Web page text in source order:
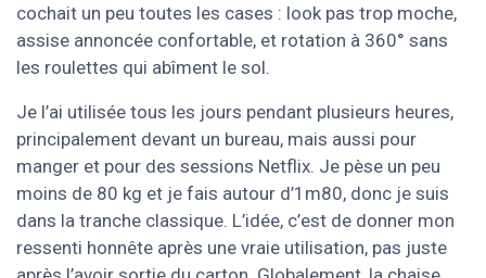
cochait un peu toutes les cases : look pas trop moche,
assise annoncée confortable, et rotation à 360° sans
les roulettes qui abîment le sol.
Je l’ai utilisée tous les jours pendant plusieurs heures,
principalement devant un bureau, mais aussi pour
manger et pour des sessions Netflix. Je pèse un peu
moins de 80 kg et je fais autour d’1m80, donc je suis
dans la tranche classique. L’idée, c’est de donner mon
ressenti honnête après une vraie utilisation, pas juste